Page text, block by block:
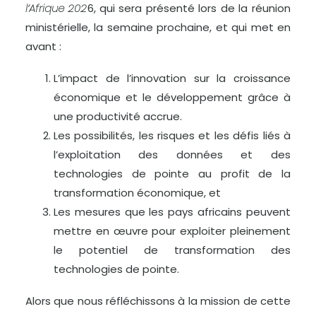
l’Afrique 2026, qui sera présenté lors de la réunion
ministérielle, la semaine prochaine, et qui met en
avant :
L’impact de l’innovation sur la croissance
économique et le développement grâce à
une productivité accrue.
Les possibilités, les risques et les défis liés à
l’exploitation des données et des
technologies de pointe au profit de la
transformation économique, et
Les mesures que les pays africains peuvent
mettre en œuvre pour exploiter pleinement
le potentiel de transformation des
technologies de pointe.
Alors que nous réfléchissons à la mission de cette